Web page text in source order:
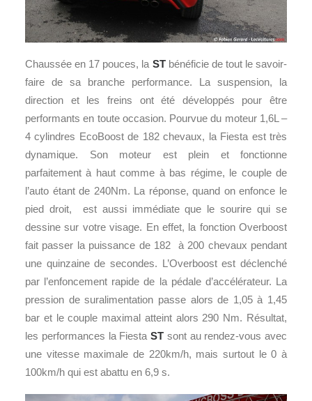
Chaussée en 17 pouces, la STbénéficie de tout le savoir-
faire de sa branche performance. La suspension, la
direction et les freins ont été développés pour être
performants en toute occasion. Pourvue du moteur 1,6L –
4 cylindres EcoBoost de 182 chevaux, la Fiesta est très
dynamique. Son moteur est plein et fonctionne
parfaitement à haut comme à bas régime, le couple de
l’auto étant de 240Nm. La réponse, quand on enfonce le
pied droit, est aussi immédiate que le sourire qui se
dessine sur votre visage. En effet, la fonction Overboost
fait passer la puissance de 182 à 200 chevaux pendant
une quinzaine de secondes. L’Overboost est déclenché
par l’enfoncement rapide de la pédale d’accélérateur. La
pression de suralimentation passe alors de 1,05 à 1,45
bar et le couple maximal atteint alors 290 Nm. Résultat,
les performances la Fiesta ST sont au rendez-vous avec
une vitesse maximale de 220km/h, mais surtout le 0 à
100km/h qui est abattu en 6,9 s.